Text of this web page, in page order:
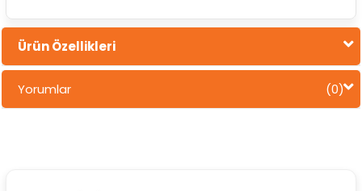
Ürün Özellikleri
Yorumlar (0)